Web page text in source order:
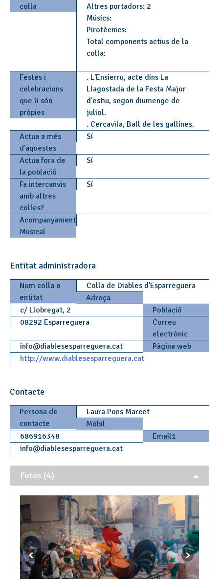
colla
Altres portadors: 2
Músics:
Pirotècnics:
Total components actius de la
colla:
Festes i
celebracions
que li són
pròpies
. L'Ensierru, acte dins La
Llagostada de la Festa Major
d'estiu, segon diumenge de
juliol.
. Cercavila, Ball de les gallines.
Actua a més
d'aquestes
Sí
Actua fora de
la població
Sí
Fa intercanvis
amb altres
colles?
Sí
Acompanyament
Musical
Entitat administradora
Nom colla o
entitat
Colla de Diables d'Esparreguera
Adreça
c/ Llobregat, 2
Població
08292 Esparreguera
Correu
electrònic
info@diablesesparreguera.cat
Pàgina web
http://www.diablesesparreguera.cat
Contacte
Persona de
contacte
Laura Pons Marcet
Mòbil
686916348
Email1
info@diablesesparreguera.cat
Fotos (4)